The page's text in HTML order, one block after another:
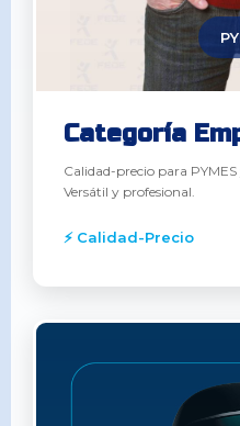
Categoría
Calidad-precio para
Versátil y profesional.
⚡ Calidad-Precio